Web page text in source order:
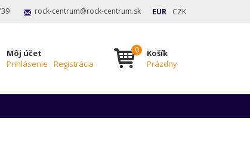
rock-centrum@rock-centrum.sk EUR CZK
Môj účet
Prihlásenie | Registrácia
Košík
Prázdny